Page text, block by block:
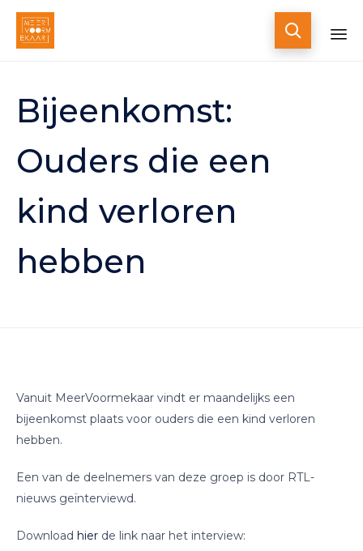

content
Bijeenkomst:
Ouders die een
kind verloren
hebben
Vanuit MeerVoormekaar vindt er maandelijks een
bijeenkomst plaats voor ouders die een kind verloren
hebben.
Een van de deelnemers van deze groep is door RTL-
nieuws geïnterviewd.
Download hier de link naar het interview: